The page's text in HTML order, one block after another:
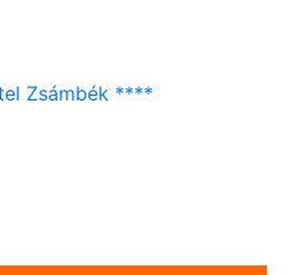
Zsámbék ****